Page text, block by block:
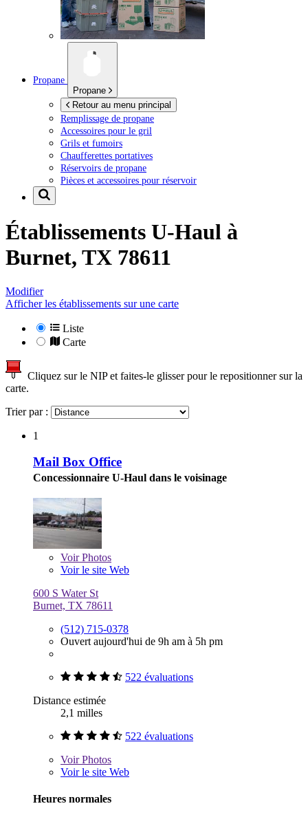
Propane
Propane
Retour au menu principal
Remplissage de propane
Accessoires pour le gril
Grils et fumoirs
Chaufferettes portatives
Réservoirs de propane
Pièces et accessoires pour réservoir
Établissements U-Haul à
Burnet, TX 78611
Modifier
Afficher les établissements sur une carte
Liste
Carte
Cliquez sur le NIP et faites-le glisser pour le repositionner sur la
carte.
Trier par :
1
Mail Box Office
Concessionnaire U-Haul dans le voisinage
VoirPhotos
Voir le site Web
600 S Water St
Burnet, TX 78611
(512) 715-0378
Ouvert aujourd'hui de 9h am à 5h pm
522 évaluations
Distance estimée
2,1 milles
522 évaluations
VoirPhotos
Voir le site Web
Heures normales